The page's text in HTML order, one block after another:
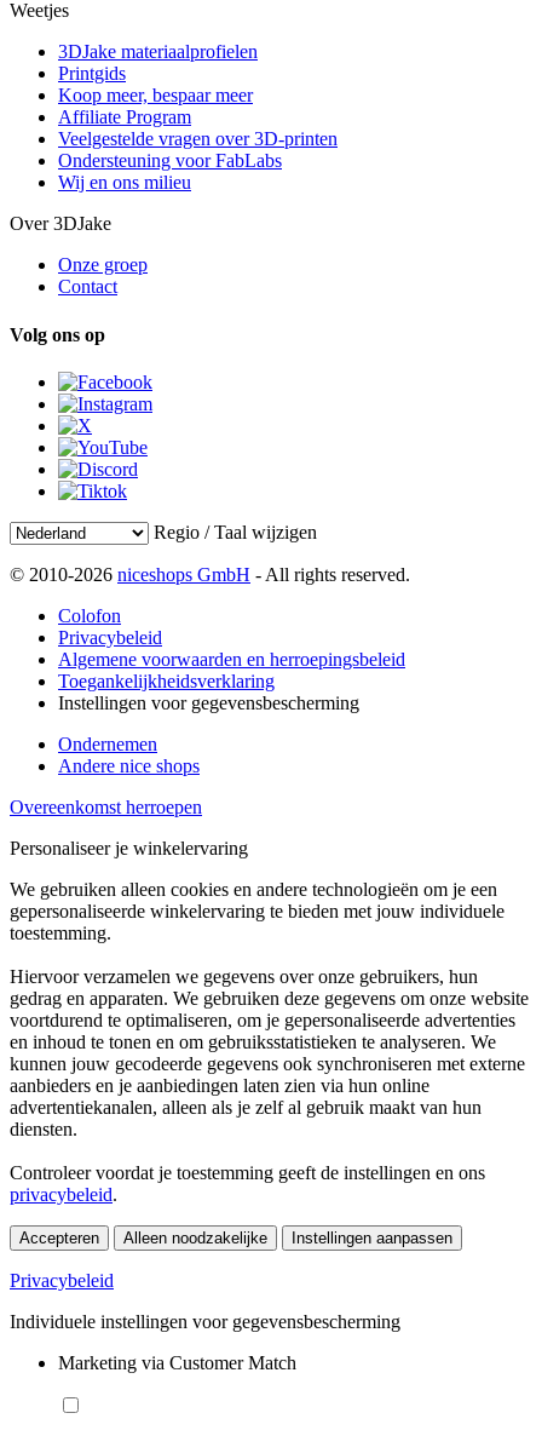
Weetjes
3DJake materiaalprofielen
Printgids
Koop meer, bespaar meer
Affiliate Program
Veelgestelde vragen over 3D-printen
Ondersteuning voor FabLabs
Wij en ons milieu
Over 3DJake
Onze groep
Contact
Volg ons op
Regio / Taal wijzigen
© 2010-2026 niceshops GmbH - All rights reserved.
Colofon
Privacybeleid
Algemene voorwaarden en herroepingsbeleid
Toegankelijkheidsverklaring
Instellingen voor gegevensbescherming
Ondernemen
Andere nice shops
Overeenkomst herroepen
Personaliseer je winkelervaring
We gebruiken alleen cookies en andere technologieën om je een
gepersonaliseerde winkelervaring te bieden met jouw individuele
toestemming.
Hiervoor verzamelen we gegevens over onze gebruikers, hun
gedrag en apparaten. We gebruiken deze gegevens om onze website
voortdurend te optimaliseren, om je gepersonaliseerde advertenties
en inhoud te tonen en om gebruiksstatistieken te analyseren. We
kunnen jouw gecodeerde gegevens ook synchroniseren met externe
aanbieders en je aanbiedingen laten zien via hun online
advertentiekanalen, alleen als je zelf al gebruik maakt van hun
diensten.
Controleer voordat je toestemming geeft de instellingen en ons
privacybeleid.
Accepteren Alleen noodzakelijke Instellingen aanpassen
Privacybeleid
Individuele instellingen voor gegevensbescherming
Marketing via Customer Match